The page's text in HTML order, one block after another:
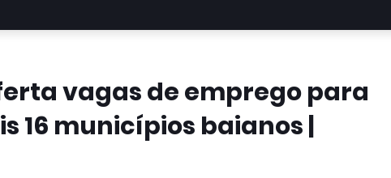
vagas de emprego para
16 municípios baianos |